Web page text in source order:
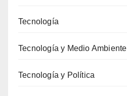
Tecnología
Tecnología y Medio Ambiente
Tecnología y Política